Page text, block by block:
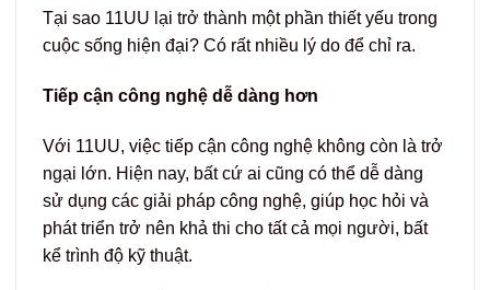
Tại sao 11UU lại trở thành một phần thiết yếu trong
cuộc sống hiện đại? Có rất nhiều lý do để chỉ ra.
Tiếp cận công nghệ dễ dàng hơn
Với 11UU, việc tiếp cận công nghệ không còn là trở
ngại lớn. Hiện nay, bất cứ ai cũng có thể dễ dàng
sử dụng các giải pháp công nghệ, giúp học hỏi và
phát triển trở nên khả thi cho tất cả mọi người, bất
kể trình độ kỹ thuật.